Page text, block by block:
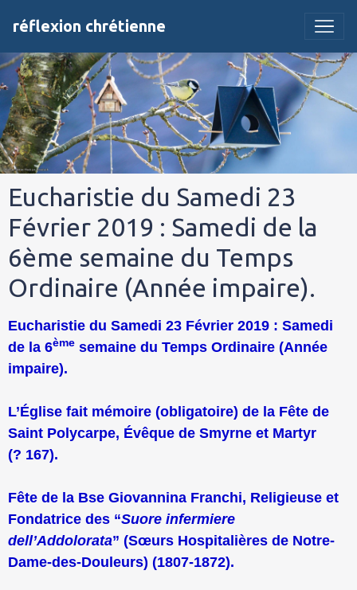
réflexion chrétienne
Eucharistie du Samedi 23
Février 2019 : Samedi de la
6ème semaine du Temps
Ordinaire (Année impaire).
Eucharistie du Samedi 23 Février 2019 : Samedi
de la 6ème semaine du Temps Ordinaire (Année
impaire).
L’Église fait mémoire (obligatoire) de la Fête de
Saint Polycarpe, Évêque de Smyrne et Martyr
(? 167).
Fête de la Bse Giovannina Franchi, Religieuse et
Fondatrice des “Suore infermiere
dell’Addolorata” (Sœurs Hospitalières de Notre-
Dame-des-Douleurs) (1807-1872).